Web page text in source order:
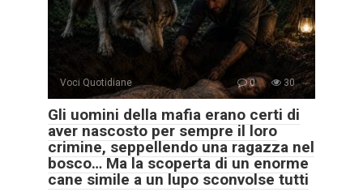
Voci Quotidiane 0 30
Gli uomini della mafia erano certi di
aver nascosto per sempre il loro
crimine, seppellendo una ragazza nel
bosco… Ma la scoperta di un enorme
cane simile a un lupo sconvolse tutti